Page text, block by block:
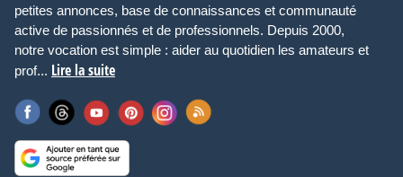
petites annonces, base de connaissances et communauté
active de passionnés et de professionnels. Depuis 2000,
notre vocation est simple : aider au quotidien les amateurs et
prof... Lire la suite